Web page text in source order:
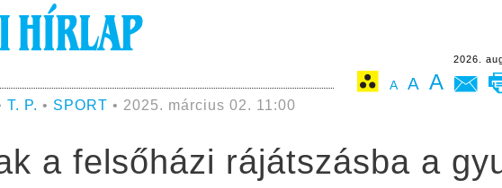
2026.
A A A
T. P. • SPORT • 2025. március 02. 11:00
a felsőházi rájátszásba a